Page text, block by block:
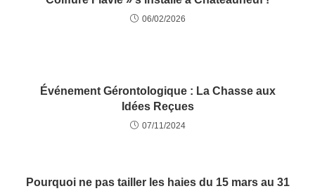
06/02/2026
Événement Gérontologique : La Chasse aux
Idées Reçues
07/11/2024
Pourquoi ne pas tailler les haies du 15 mars au 31